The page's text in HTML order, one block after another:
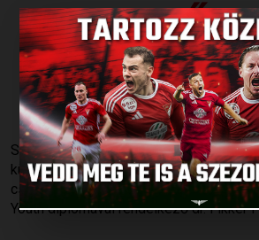
Published:
Szombaton, a Vámospércs otthonában
küzdelmeket a megye I-es
csapata, amelyet ebben a szezonban a
Youth diplomával rendelkező dr. Fikker